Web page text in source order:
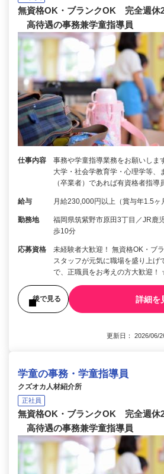
無資格OK・ブランクOK 完全週休2
高待遇の事務兼学童指導員
仕事内容
事務や学童指導業務をお願いしま
大学・社会学教育学・心理学等、
（卒業者）であれば有資格者指
給与 月給230,000円以上（賞与年1.5ヶ
勤務地
福岡県筑紫野市原田3丁目／JR鹿
歩10分
応募資格
未経験者大歓迎！ 無資格OK・
スタッフが元気に職場を盛り上
で、正職員をお考えの方大歓迎
後で見る 詳細を
更新日： 2026/
学童の事務・学童指導員
クズオカ人材紹介所
正社員
無資格OK・ブランクOK 完全週休2
高待遇の事務兼学童指導員